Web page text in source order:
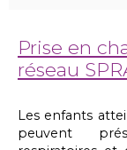
Prise en
réseau
Les enfants
peuvent